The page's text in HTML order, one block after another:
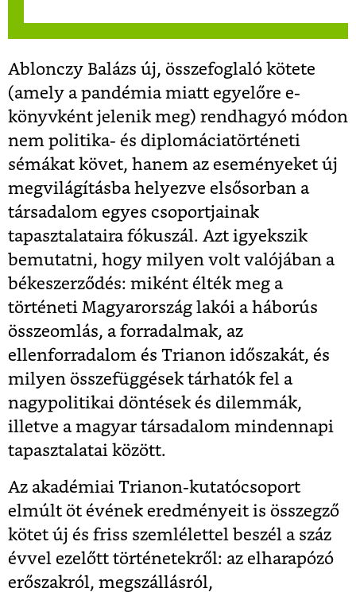
Ablonczy Balázs új, összefoglaló kötete
(amely a pandémia miatt egyelőre e-
könyvként jelenik meg) rendhagyó módon
nem politika- és diplomáciatörténeti
sémákat követ, hanem az eseményeket új
megvilágításba helyezve elsősorban a
társadalom egyes csoportjainak
tapasztalataira fókuszál. Azt igyekszik
bemutatni, hogy milyen volt valójában a
békeszerződés: miként élték meg a
történeti Magyarország lakói a háborús
összeomlás, a forradalmak, az
ellenforradalom és Trianon időszakát, és
milyen összefüggések tárhatók fel a
nagypolitikai döntések és dilemmák,
illetve a magyar társadalom mindennapi
tapasztalatai között.
Az akadémiai Trianon-kutatócsoport
elmúlt öt évének eredményeit is összegző
kötet új és friss szemlélettel beszél a száz
évvel ezelőtt történetekről: az elharapózó
erőszakról, megszállásról,